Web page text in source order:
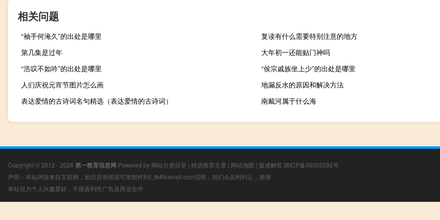
相关问题
“袖手何淹久”的出处是哪里
复读有什么需要特别注意的地方
第几集是过年
大年初一还能贴门神吗
“浩叹不如吟”的出处是哪里
“侯宗戚族坐上少”的出处是哪里
人们庆祝元宵节图片怎么画
地漏反水的原因和解决方法
表达爱情的古诗词名句精选（表达爱情的古诗词）
南戴河属于什么海
Copyright © 2012 - 2026 第一教育信息网 Powered by 网站分类目录 | 精选推荐文章 | 网站地图 | 疑难解答 陕ICP备05055592号
声明：本站内容来自互联网，如信息有错误可发邮件到f_fb#foxmail.com说明，我们会及时纠正，谢谢
本站仅为个人兴趣爱好，不接盈利性广告及商业合作